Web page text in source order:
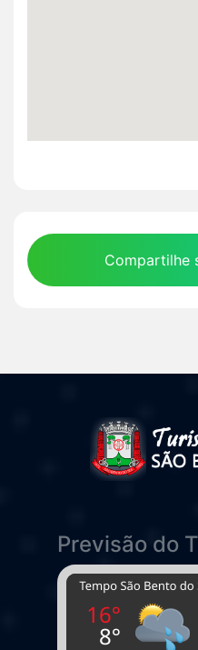
Compartilhe
Previsão do